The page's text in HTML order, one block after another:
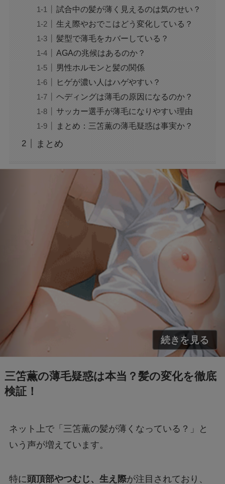
ジャンプ33号だけ売り切れはなぜ？ワンピース
カードが影響を与えていた？
声にならない愛は最終話やネタバレは？最後ま
MAZZEL・RYUKIのヘアメイク匂わせとは？時
映画『銀行強盗：完全マニュアル』公開中止の
理由は？なぜなのか徹底調査
モンスト抽選会の炎上理由は？謝罪と再実施の
経緯をわかりやすく解説
フェルメール展のtabiwa先行チケット待ち？ア
クセスできなくても買える？
FIFAワールドカップ2026はどこで見れる？配
信は無料で見れる？
BeReal 無制限はいつまで？終わりはいつな
の？注意事項についても
モンストナルトコラボは引いたほうがいい？性
能評価を比較して検証！
Geminiでエラー1076になる！理由はなぜ？対
試合中の髪が薄く見えるのは気のせい？
生え際やおでこはどう変化している？
髪型で薄毛をカバーしている？
AGAの兆候はあるのか？
男性ホルモンと髪の関係
ヒゲが濃い人はハゲやすい？
ヘディングは薄毛の原因になるのか？
サッカー選手が薄毛になりやすい理由
まとめ：三笘薫の薄毛疑惑は事実か？
まとめ
三笘薫の薄毛疑惑は本当？髪の変化を徹底
検証！
ネット上で「三笘薫の髪が薄くなっている？」と
いう声が増えています。
特に頭頂部やつむじ、生え際が注目されており、